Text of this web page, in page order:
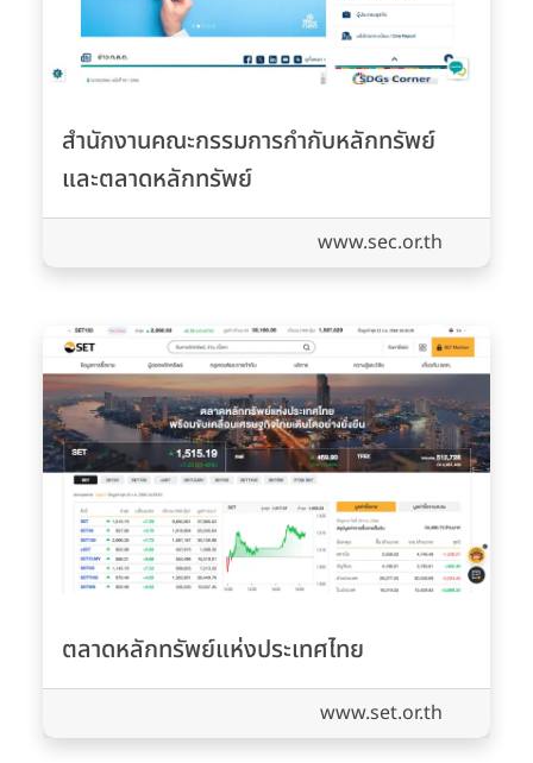
สำนักงานคณะกรรมการกำกับหลักทรัพย์
และตลาดหลักทรัพย์
www.sec.or.th
ตลาดหลักทรัพย์แห่งประเทศไทย
www.set.or.th